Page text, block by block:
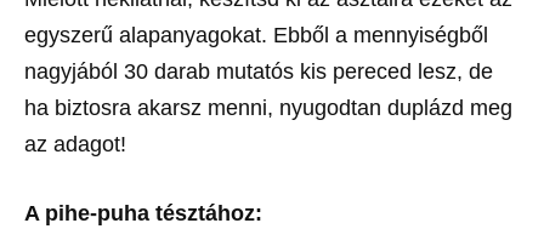
egyszerű alapanyagokat. Ebből a mennyiségből
nagyjából 30 darab mutatós kis pereced lesz, de
ha biztosra akarsz menni, nyugodtan duplázd meg
az adagot!
A pihe-puha tésztához: